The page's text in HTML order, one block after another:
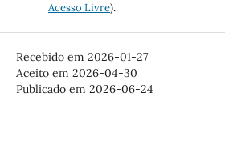
Acesso Livre).
Recebido em 2026-01-27
Aceito em 2026-04-30
Publicado em 2026-06-24